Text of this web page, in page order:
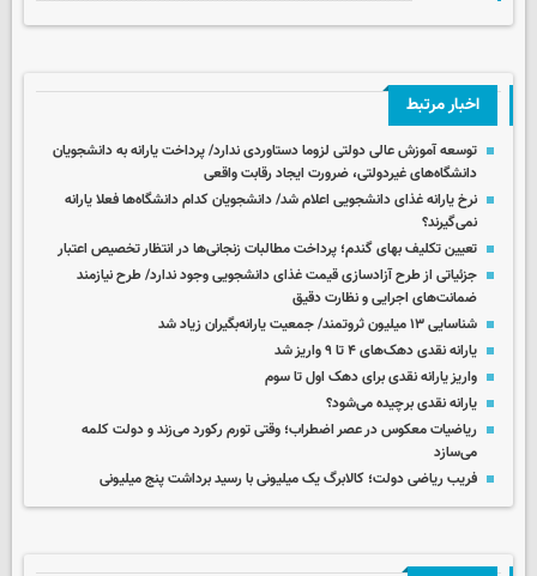
اخبار مرتبط
توسعه آموزش عالی دولتی لزوما دستاوردی ندارد/ پرداخت یارانه به دانشجویان
دانشگاه‌های غیردولتی، ضرورت ایجاد رقابت واقعی
نرخ یارانه غذای دانشجویی اعلام شد/ دانشجویان کدام دانشگاه‌ها فعلا یارانه
نمی‌گیرند؟
تعیین تکلیف بهای گندم؛ پرداخت مطالبات زنجانی‌ها در انتظار تخصیص اعتبار
جزئیاتی از طرح آزادسازی قیمت‌ غذای دانشجویی وجود ندارد/ طرح نیازمند
ضمانت‌های اجرایی و نظارت دقیق
شناسایی ۱۳ میلیون ثروتمند/ جمعیت یارانه‌بگیران زیاد شد
یارانه نقدی دهک‌های ۴ تا ۹ واریز شد
واریز یارانه نقدی برای دهک اول تا سوم
یارانه نقدی برچیده می‌شود؟
ریاضیات معکوس در عصر اضطراب؛ وقتی تورم رکورد می‌زند و دولت کلمه
می‌سازد
فریب ریاضی دولت؛ کالابرگ یک میلیونی با رسید برداشت پنج میلیونی